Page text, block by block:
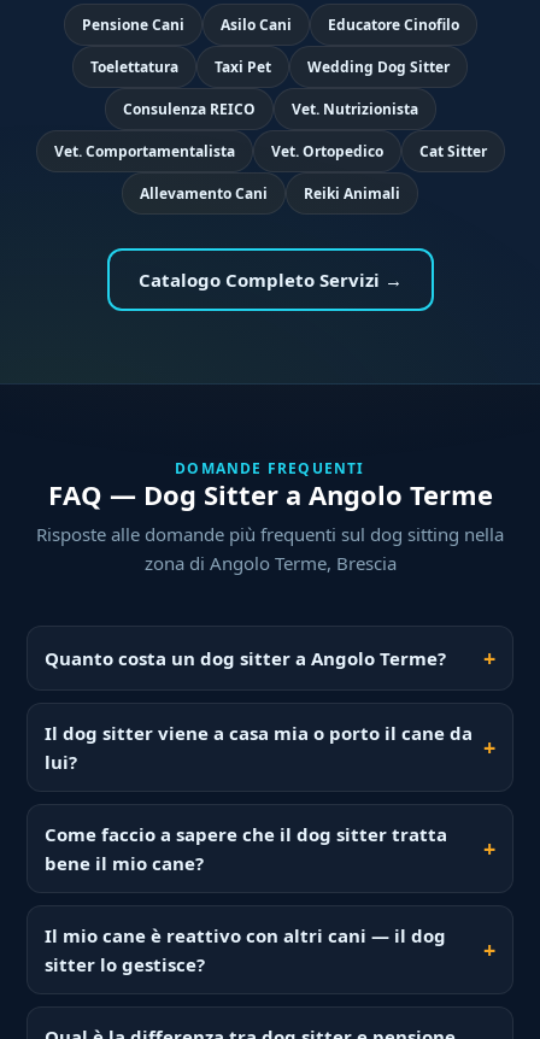
Pensione Cani Asilo Cani Educatore Cinofilo
Toelettatura Taxi Pet Wedding Dog Sitter
Consulenza REICO Vet. Nutrizionista
Vet. Comportamentalista Vet. Ortopedico Cat Sitter
Allevamento Cani Reiki Animali
Catalogo Completo Servizi →
DOMANDE FREQUENTI
FAQ — Dog Sitter a Angolo Terme
Risposte alle domande più frequenti sul dog sitting nella
zona di Angolo Terme, Brescia
Quanto costa un dog sitter a Angolo Terme?
Il dog sitter viene a casa mia o porto il cane da
lui?
Come faccio a sapere che il dog sitter tratta
bene il mio cane?
Il mio cane è reattivo con altri cani — il dog
sitter lo gestisce?